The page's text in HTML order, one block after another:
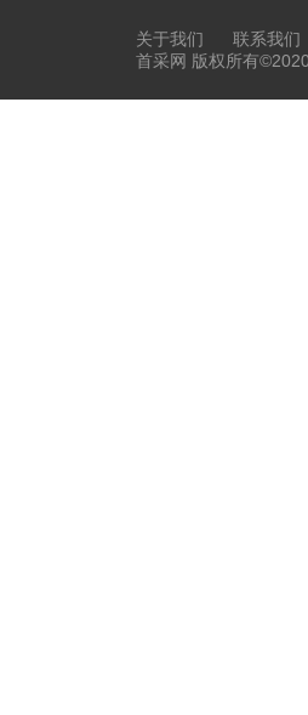
关于我们
联系我们
首采网 版权所有